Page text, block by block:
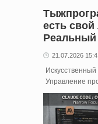
есть
21.07.2026
Искусственный
Управление